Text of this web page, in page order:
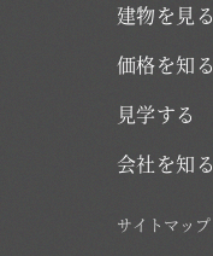
建物を見る
価格を知る
見学する
会社を知る
サイトマップ